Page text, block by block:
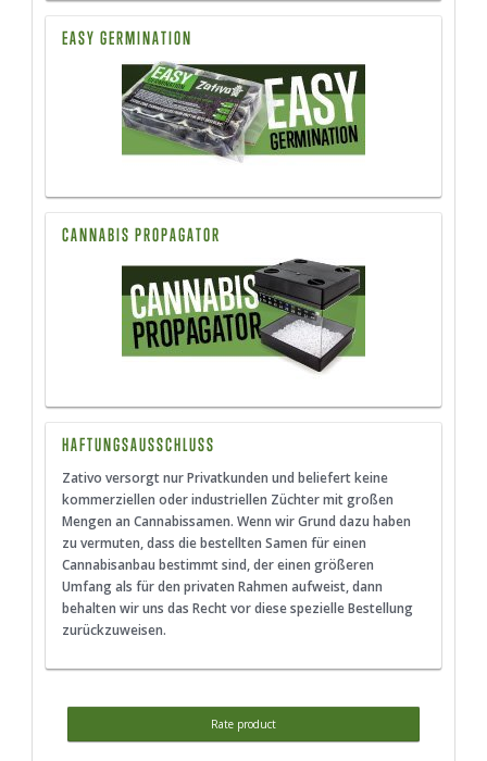
EASY GERMINATION
CANNABIS PROPAGATOR
HAFTUNGSAUSSCHLUSS
Zativo versorgt nur Privatkunden und beliefert keine
kommerziellen oder industriellen Züchter mit großen
Mengen an Cannabissamen. Wenn wir Grund dazu haben
zu vermuten, dass die bestellten Samen für einen
Cannabisanbau bestimmt sind, der einen größeren
Umfang als für den privaten Rahmen aufweist, dann
behalten wir uns das Recht vor diese spezielle Bestellung
zurückzuweisen.
Rate product